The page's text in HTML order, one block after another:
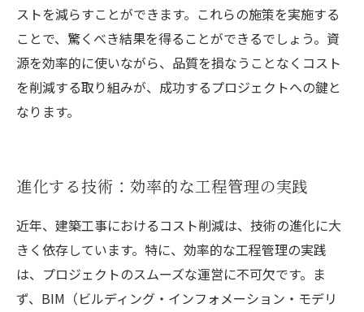
ストを減らすことができます。これらの施策を実施する
ことで、驚くべき結果を得ることができるでしょう。資
源を効率的に使いながら、品質を損なうことなくコスト
を削減する取り組みが、成功するプロジェクトへの鍵と
なります。
進化する技術：効率的な工程管理の実践
近年、建築工事におけるコスト削減は、技術の進化に大
きく依存しています。特に、効率的な工程管理の実践
は、プロジェクトのスムーズな運営に不可欠です。ま
ず、BIM（ビルディング・インフォメーション・モデリ